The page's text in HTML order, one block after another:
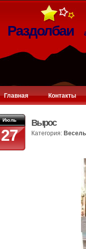
Раздолбаи
Главная Контакты
Июль
27
Вырос
Категория: